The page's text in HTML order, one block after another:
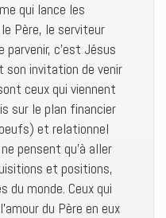
qui lance les
Père, le serviteur
c’est Jésus
son invitation de venir
ceux qui viennent
sur le plan financier
et relationnel
pensent qu’à aller
et positions,
du monde. Ceux qui
du Père en eux